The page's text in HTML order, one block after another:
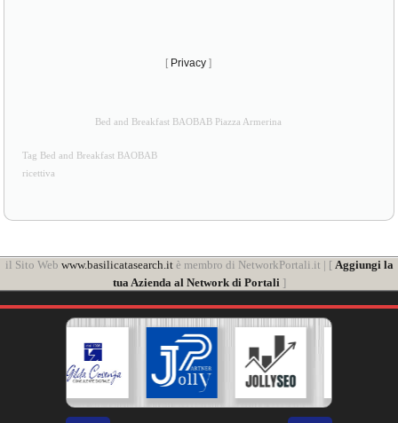
[ Privacy ]
Bed and Breakfast BAOBAB Piazza Armerina
Tag Bed and Breakfast BAOBAB
ricettiva
il Sito Web www.basilicatasearch.itè membro di NetworkPortali.it | [ Aggiungi la
tua Azienda al Network di Portali]